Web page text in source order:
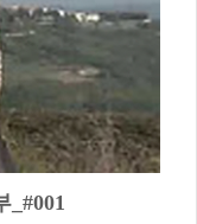
_#001